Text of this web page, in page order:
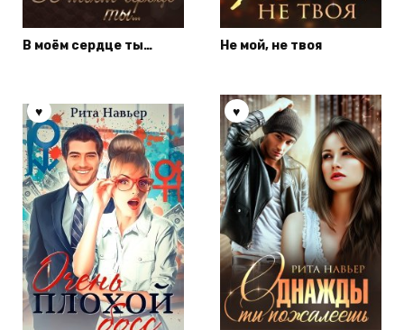
В моём сердце ты… Не мой, не твоя